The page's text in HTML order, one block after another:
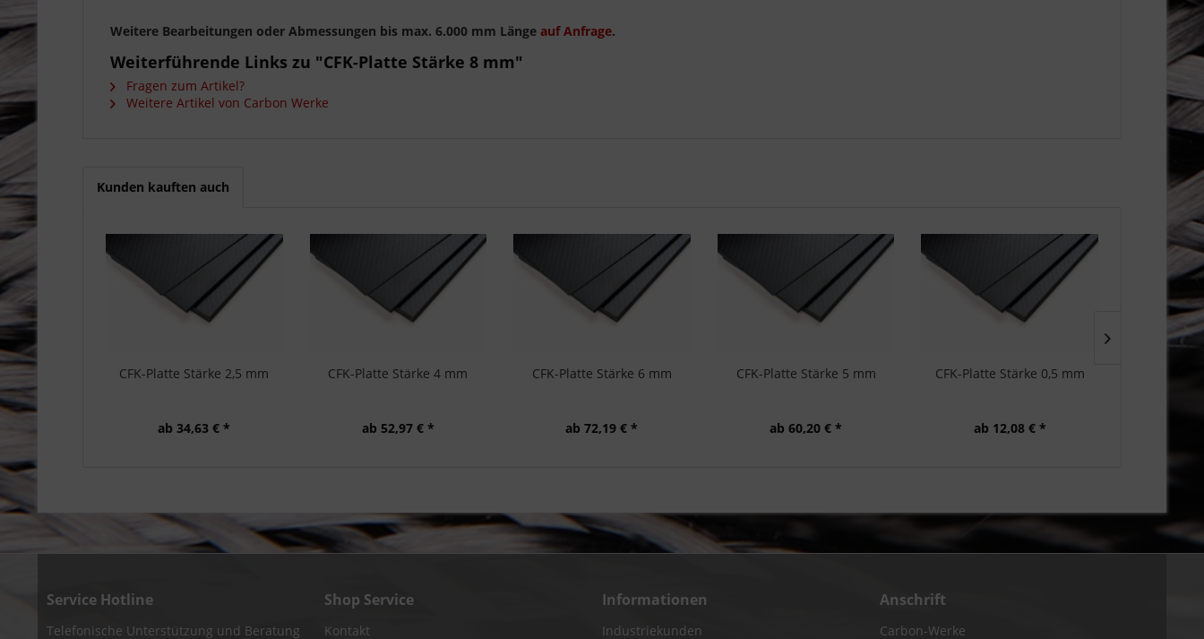
Weitere Bearbeitungen oder Abmessungen bis max. 6.000 mm Länge auf Anfrage.
Weiterführende Links zu "CFK-Platte Stärke 8 mm"
Fragen zum Artikel?
Weitere Artikel von Carbon Werke
Kunden kauften auch
CFK-Platte Stärke 2,5 mm
ab 34,63 € *
CFK-Platte Stärke 4 mm
ab 52,97 € *
CFK-Platte Stärke 6 mm
ab 72,19 € *
CFK-Platte Stärke 5 mm
ab 60,20 € *
CFK-Platte Stärke 0,5 mm
ab 12,08 € *
Service Hotline
Telefonische Unterstützung und Beratung
Shop Service
Kontakt
Informationen
Industriekunden
Anschrift
Carbon-Werke